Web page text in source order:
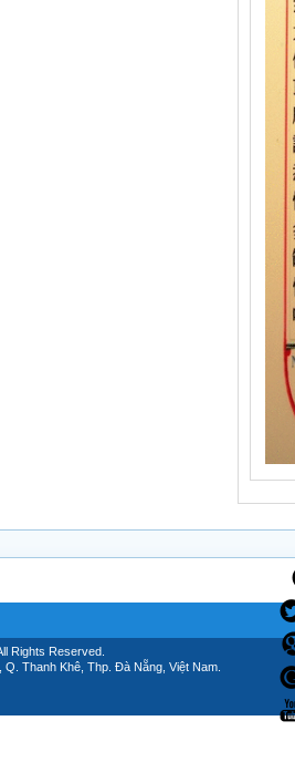
Rights Reserved.
Thanh Khê, Thp. Đà Nẵng, Việt Nam.